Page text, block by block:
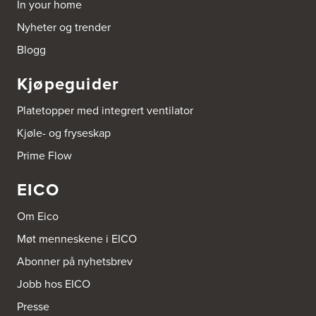
Borge butikk AS
Sundemoen Næringspark
3300 Hokksund
http://www.expert.no
Brusveen Snekkerverksted AS
Bergabygdvegen 35
2940 Heggenes
61-340006
Brødrene Aase AS
4313 Sandnes
Bygg Innredning A/S
Thiisabakken 13
4010 Stavanger
In your home
Nyheter og trender
Blogg
Kjøpeguider
Platetopper med integrert ventilator
Kjøle- og fryseskap
Prime Flow
EICO
Om Eico
Møt menneskene i EICO
Abonner på nyhetsbrev
Jobb hos EICO
Presse